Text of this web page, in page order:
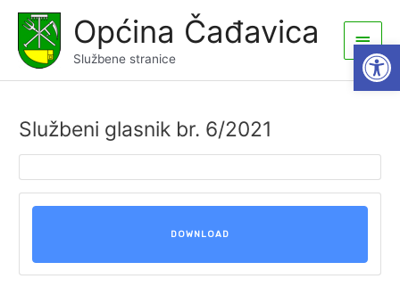
content
Općina Čađavica
Službene stranice
Main
Menu
Službeni glasnik br. 6/2021
DOWNLOAD